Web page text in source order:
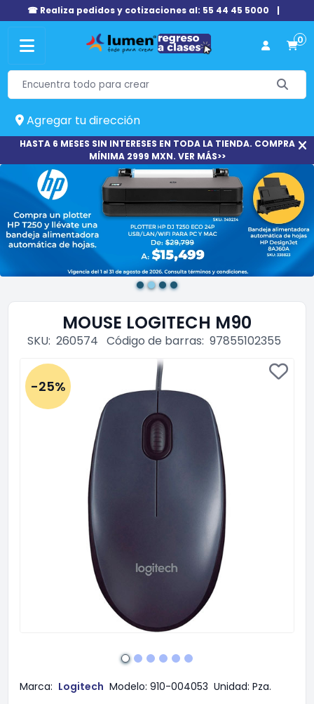
☎ Realiza pedidos y cotizaciones al: 55 44 45 5000 |
0
Agregar tu dirección
HASTA 6 MESES SIN INTERESES EN TODA LA TIENDA. COMPRA
MÍNIMA 2999 MXN. VER MÁS>>
MOUSE LOGITECH M90
SKU: 260574 Código de barras: 97855102355
-25%
Marca: Logitech Modelo: 910-004053 Unidad: Pza.